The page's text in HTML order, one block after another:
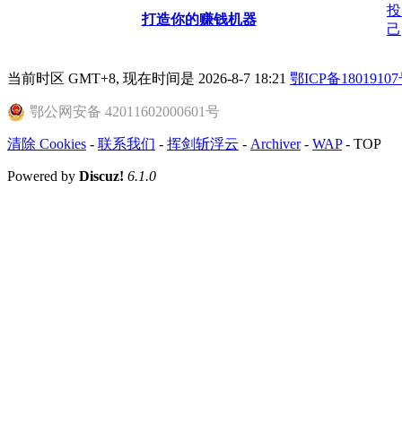
打造你的赚钱机器
己
当前时区 GMT+8, 现在时间是 2026-8-7 18:21 鄂ICP备18019107
鄂公网安备 42011602000601号
清除 Cookies - 联系我们 - 挥剑斩浮云 - Archiver- WAP- TOP
Powered by Discuz! 6.1.0